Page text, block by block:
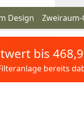
Design
bis
bereits